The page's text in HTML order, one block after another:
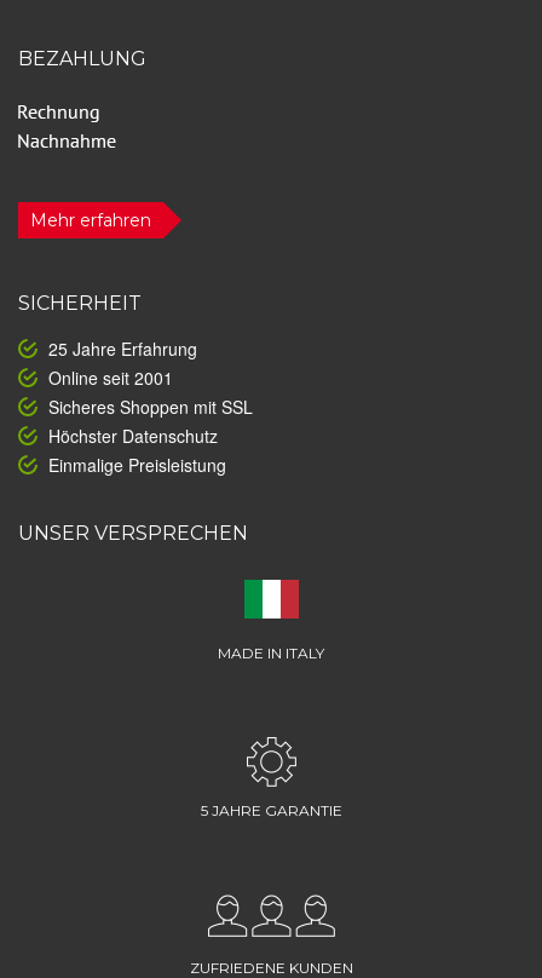
BEZAHLUNG
Mehr erfahren
SICHERHEIT
25 Jahre Erfahrung
Online seit 2001
Sicheres Shoppen mit SSL
Höchster Datenschutz
Einmalige Preisleistung
UNSER VERSPRECHEN
MADE IN ITALY
5 JAHRE GARANTIE
ZUFRIEDENE KUNDEN